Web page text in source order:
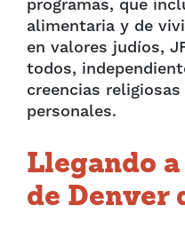
programas, que
alimentaria y de
en valores judíos,
todos,
creencias
personales.
Llegando
de Denver